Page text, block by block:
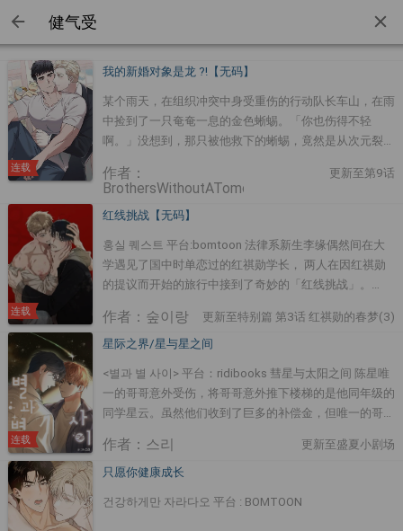
连载
我的新婚对象是龙 ?!【无码】
某个雨天，在组织冲突中身受重伤的行动队长车山，在雨
中捡到了一只奄奄一息的金色蜥蜴。「你也伤得不轻
啊。」没想到，那只被他救下的蜥蜴，竟然是从次元裂缝
这样展开了同居生活。为了爱人努力适应这个世界的黄金
——这对新婚夫夫吵吵闹闹又甜到不行的同居日常，正式
开幕！
作者：
BrothersWithoutATomorrowMananna
更新至第9话
连载
红线挑战【无码】
홍실 퀘스트 平台:bomtoon 法律系新生李缘偶然间在大
学遇见了国中时单恋过的红祺勋学长， 两人在因红祺勋
的提议而开始的旅行中接到了奇妙的「红线挑战」。
的李缘被红线的传说笼罩， 两个人的关系朝着意想不到
的方向发展⋯!
作者：숲이랑 更新至特别篇 第3话 红祺勋的春梦(3)
连载
星际之界/星与星之间
<별과 별 사이> 平台：ridibooks 彗星与太阳之间 陈星唯
一的哥哥意外受伤，将哥哥意外推下楼梯的是他同年级的
同学星云。虽然他们收到了巨多的补偿金，但唯一的哥哥
他！”而哥哥和大家都想安静地解决这件事。在和星云的
相处下，陈星发现他安静的性格和他原本爲大家所知的形
作者：스리 更新至盛夏小剧场
只愿你健康成长
건강하게만 자라다오 平台 : BOMTOON